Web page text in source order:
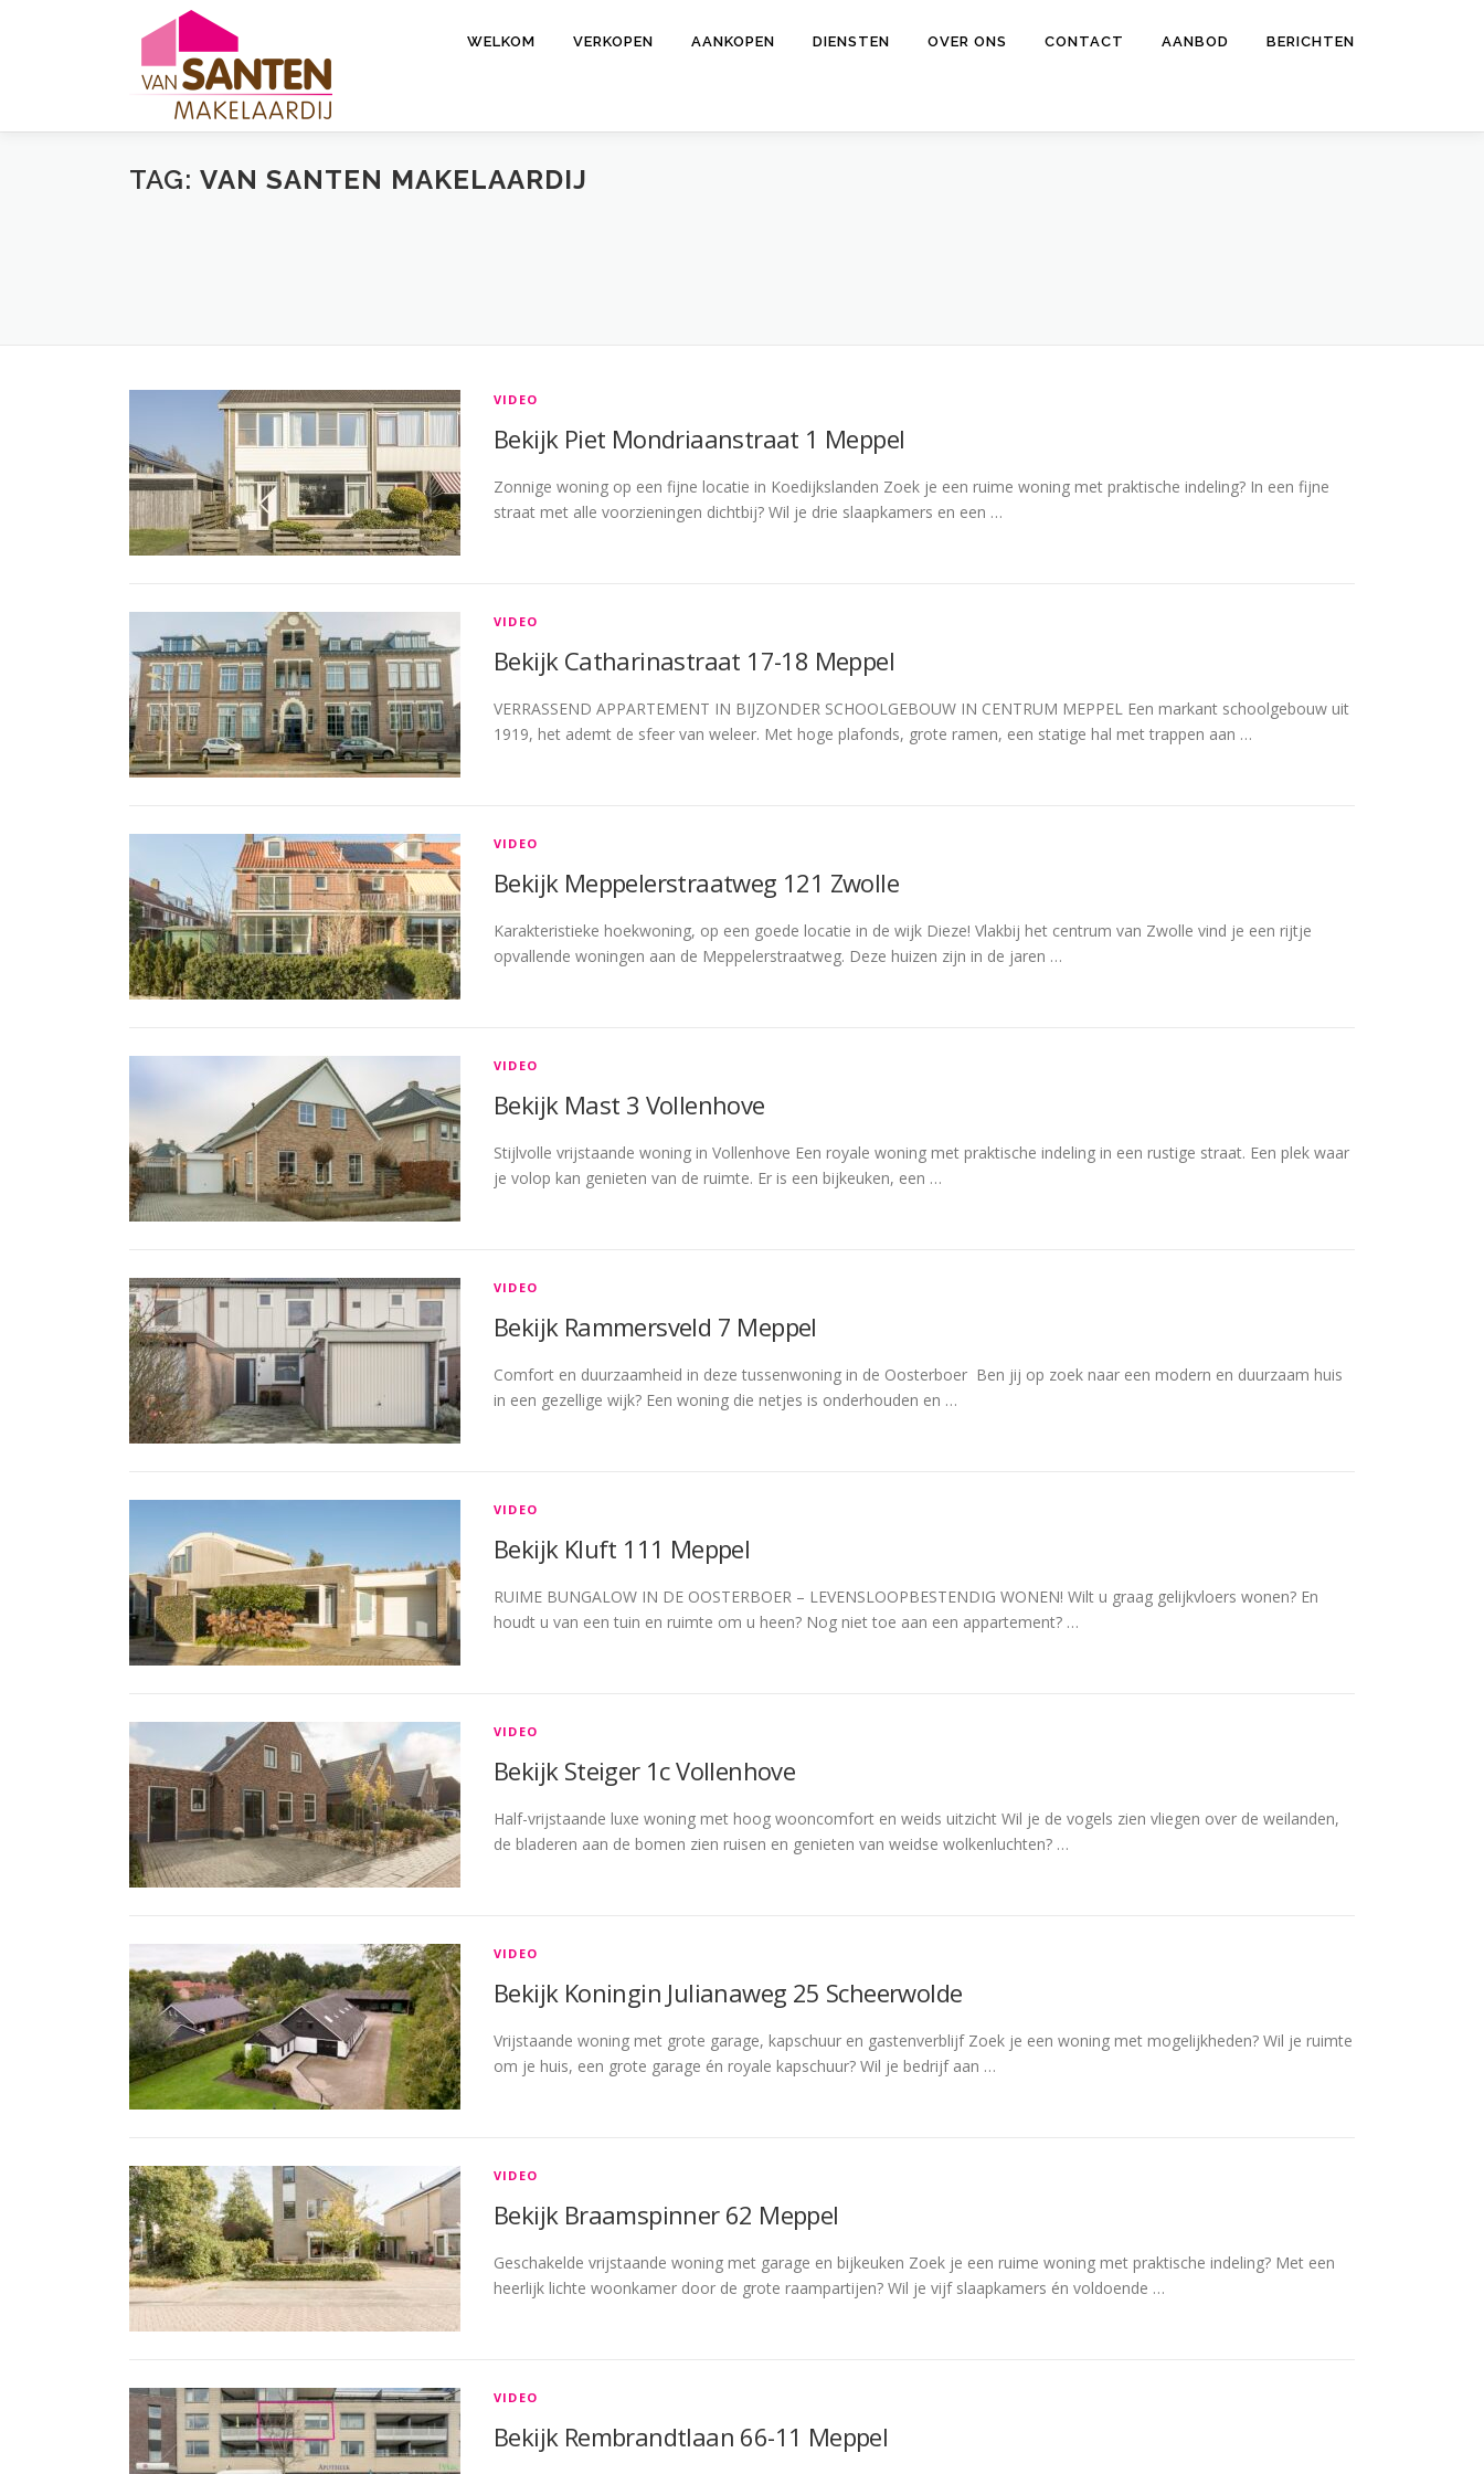
WELKOM VERKOPEN AANKOPEN DIENSTEN OVER ONS CONTACT AANBOD BERICHTEN
TAG: VAN SANTEN MAKELAARDIJ
VIDEO
Bekijk Piet Mondriaanstraat 1 Meppel
Zonnige woning op een fijne locatie in Koedijkslanden Zoek je een ruime woning met praktische indeling? In een fijne
straat met alle voorzieningen dichtbij? Wil je drie slaapkamers en een …
VIDEO
Bekijk Catharinastraat 17-18 Meppel
VERRASSEND APPARTEMENT IN BIJZONDER SCHOOLGEBOUW IN CENTRUM MEPPEL Een markant schoolgebouw uit
1919, het ademt de sfeer van weleer. Met hoge plafonds, grote ramen, een statige hal met trappen aan …
VIDEO
Bekijk Meppelerstraatweg 121 Zwolle
Karakteristieke hoekwoning, op een goede locatie in de wijk Dieze! Vlakbij het centrum van Zwolle vind je een rijtje
opvallende woningen aan de Meppelerstraatweg. Deze huizen zijn in de jaren …
VIDEO
Bekijk Mast 3 Vollenhove
Stijlvolle vrijstaande woning in Vollenhove Een royale woning met praktische indeling in een rustige straat. Een plek waar
je volop kan genieten van de ruimte. Er is een bijkeuken, een …
VIDEO
Bekijk Rammersveld 7 Meppel
Comfort en duurzaamheid in deze tussenwoning in de Oosterboer Ben jij op zoek naar een modern en duurzaam huis
in een gezellige wijk? Een woning die netjes is onderhouden en …
VIDEO
Bekijk Kluft 111 Meppel
RUIME BUNGALOW IN DE OOSTERBOER – LEVENSLOOPBESTENDIG WONEN! Wilt u graag gelijkvloers wonen? En
houdt u van een tuin en ruimte om u heen? Nog niet toe aan een appartement? …
VIDEO
Bekijk Steiger 1c Vollenhove
Half-vrijstaande luxe woning met hoog wooncomfort en weids uitzicht Wil je de vogels zien vliegen over de weilanden,
de bladeren aan de bomen zien ruisen en genieten van weidse wolkenluchten? …
VIDEO
Bekijk Koningin Julianaweg 25 Scheerwolde
Vrijstaande woning met grote garage, kapschuur en gastenverblijf Zoek je een woning met mogelijkheden? Wil je ruimte
om je huis, een grote garage én royale kapschuur? Wil je bedrijf aan …
VIDEO
Bekijk Braamspinner 62 Meppel
Geschakelde vrijstaande woning met garage en bijkeuken Zoek je een ruime woning met praktische indeling? Met een
heerlijk lichte woonkamer door de grote raampartijen? Wil je vijf slaapkamers én voldoende …
VIDEO
Bekijk Rembrandtlaan 66-11 Meppel